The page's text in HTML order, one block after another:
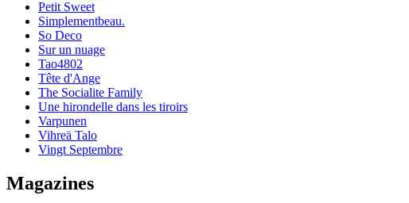
Petit Sweet
Simplementbeau.
So Deco
Sur un nuage
Tao4802
Tête d'Ange
The Socialite Family
Une hirondelle dans les tiroirs
Varpunen
Vihreä Talo
Vingt Septembre
Magazines